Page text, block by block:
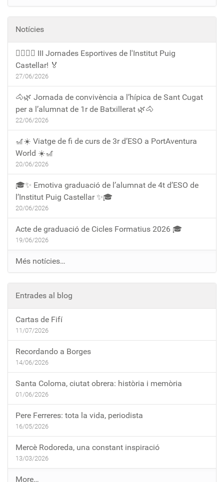
Notícies
🏃‍♀️🏃‍♂️ III Jornades Esportives de l'Institut Puig
Castellar! 🏅
27/06/2026
🐴🌿 Jornada de convivència a l’hípica de Sant Cugat
per a l’alumnat de 1r de Batxillerat 🌿🐴
22/06/2026
🎢☀️ Viatge de fi de curs de 3r d’ESO a PortAventura
World ☀️🎢
20/06/2026
🎓✨ Emotiva graduació de l’alumnat de 4t d’ESO de
l’Institut Puig Castellar ✨🎓
20/06/2026
Acte de graduació de Cicles Formatius 2026 🎓
19/06/2026
Més notícies…
Entrades al blog
Cartas de Fifí
11/07/2026
Recordando a Borges
14/06/2026
Santa Coloma, ciutat obrera: història i memòria
01/06/2026
Pere Ferreres: tota la vida, periodista
16/05/2026
Mercè Rodoreda, una constant inspiració
13/03/2026
E
More…